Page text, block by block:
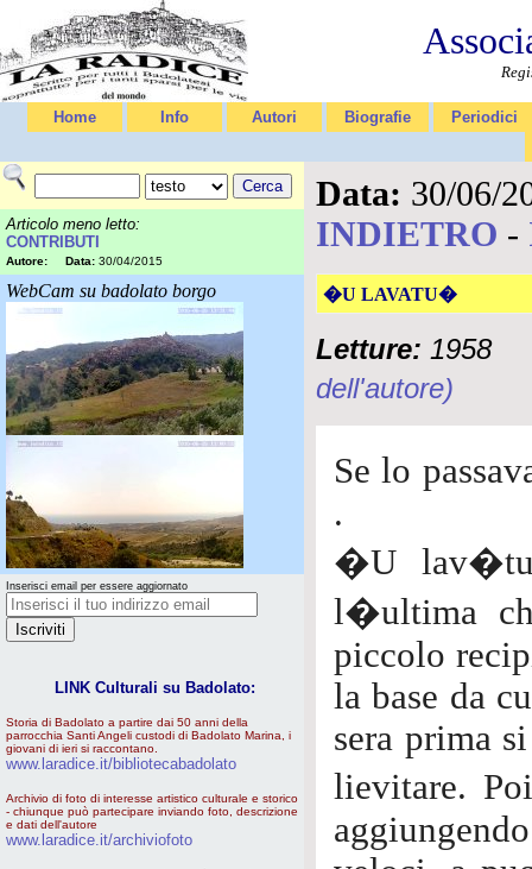
Home Info Autori Biografie Periodici
Articolo meno letto:
CONTRIBUTI
Autore: Data: 30/04/2015
WebCam su badolato borgo
Inserisci email per essere aggiornato
LINK Culturali su Badolato:
Storia di Badolato a partire dai 50 anni della
parrocchia Santi Angeli custodi di Badolato Marina, i
giovani di ieri si raccontano.
www.laradice.it/bibliotecabadolato
Archivio di foto di interesse artistico culturale e storico
- chiunque può partecipare inviando foto, descrizione
e dati dell'autore
www.laradice.it/archiviofoto
Data: 30/06/
INDIETRO -
�U LAVATU�
Letture: 1958
dell'autore)
Se lo
.
�U
l�ultima
piccolo
la base da
sera prima
lievitare.